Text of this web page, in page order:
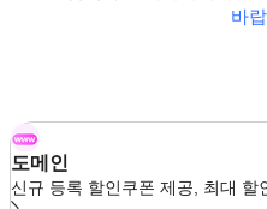
바
도메인
신규 등록 할인쿠폰 제공, 최대 할